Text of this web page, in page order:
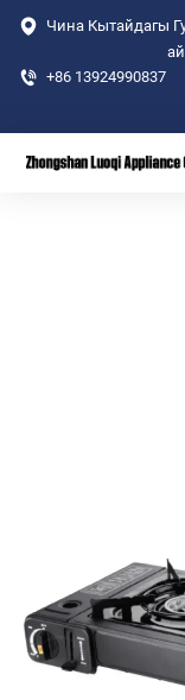
Чина Кытайдагы
+86 13924990837